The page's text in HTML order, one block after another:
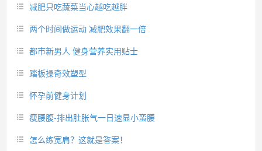
减肥只吃蔬菜当心越吃越胖
两个时间做运动 减肥效果翻一倍
都市新男人 健身营养实用贴士
踏板操奇效塑型
怀孕前健身计划
瘦腰腹-排出肚胀气一日速显小蛮腰
怎么练宽肩？这就是答案！